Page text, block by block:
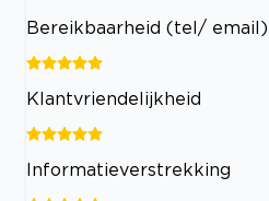
Bereikbaarheid (tel/ email)
Klantvriendelijkheid
Informatieverstrekking